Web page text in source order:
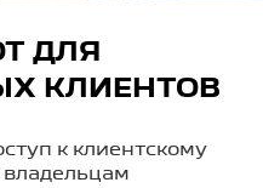
ДЛЯ
КЛИЕНТОВ
к клиентскому